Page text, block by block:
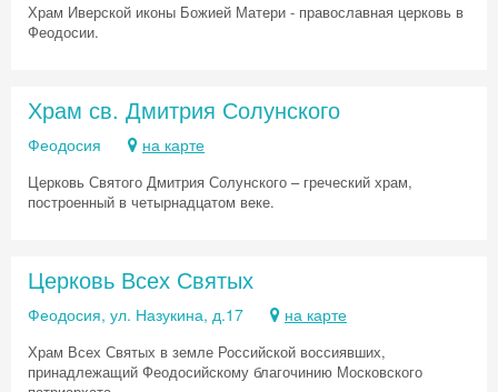
Храм Иверской иконы Божией Матери - православная церковь в
Феодосии.
Храм св. Дмитрия Солунского
Феодосия на карте
Церковь Святого Дмитрия Солунского – греческий храм,
построенный в четырнадцатом веке.
Церковь Всех Святых
Феодосия, ул. Назукина, д.17 на карте
Храм Всех Святых в земле Российской воссиявших,
принадлежащий Феодосийскому благочинию Московского